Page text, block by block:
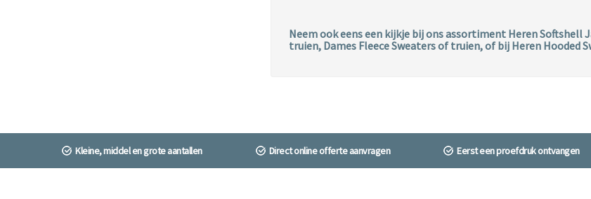
Neem ook eens een kijkje bij ons assortiment Heren Softshell
truien, Dames Fleece Sweaters of truien, of bij Heren Hooded
Kleine, middel en grote aantallen Direct online offerte aanvragen Eerst een proefdruk ontvangen